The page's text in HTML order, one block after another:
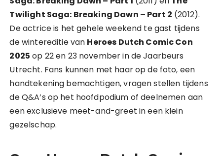
Twilight Saga: Breaking Dawn – Part 2 (2012).
De actrice is het gehele weekend te gast tijdens
de wintereditie van Heroes Dutch Comic Con
2025 op 22 en 23 november in de Jaarbeurs
Utrecht. Fans kunnen met haar op de foto, een
handtekening bemachtigen, vragen stellen tijdens
de Q&A’s op het hoofdpodium of deelnemen aan
een exclusieve meet-and-greet in een klein
gezelschap.